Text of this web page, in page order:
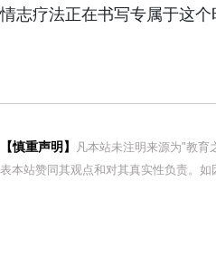
情志疗法正在书写专属于这个
【慎重声明】
凡本站未注明来源为"教
表本站赞同其观点和对其真实性负责。